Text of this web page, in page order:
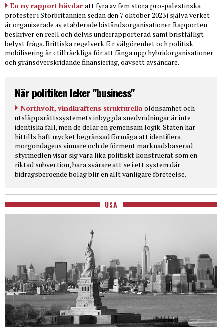
En ny rapport hävdar att fyra av fem stora pro-palestinska
protester i Storbritannien sedan den 7 oktober 2023 i själva verket
är organiserade av etablerade biståndsorganisationer. Rapporten
beskriver en reell och delvis underrapporterad samt bristfälligt
belyst fråga. Brittiska regelverk för välgörenhet och politisk
mobilisering är otillräckliga för att fånga upp hybridorganisationer
och gränsöverskridande finansiering, oavsett avsändare.
När politiken leker "business"
Northvolt, vindkraftens strukturella olönsamhet och
utsläppsrättssystemets inbyggda snedvridningar är inte
identiska fall, men de delar en gemensam logik. Staten har
hittills haft mycket begränsad förmåga att identifiera
morgondagens vinnare och de förment marknadsbaserad
styrmedlen visar sig vara lika politiskt konstruerat som en
riktad subvention, bara svårare att se i ett system där
bidragsberoende bolag blir en allt vanligare företeelse.
USA